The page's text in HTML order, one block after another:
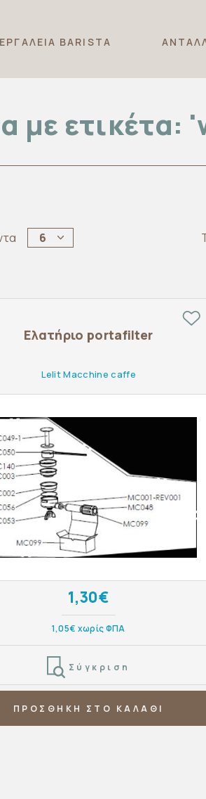
ΕΡΓΑΛΕΙΑ BARISTA
με ετικέτα:
6
Ελατήριο portafilter
Lelit Macchine caffe
1,30€
1,05€ χωρίς ΦΠΑ
Σύγκριση
ΠΡΟΣΘΗΚΗ ΣΤΟ ΚΑΛΑΘΙ